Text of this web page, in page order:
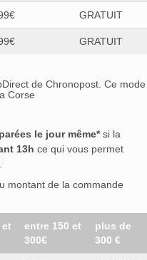
GRATUIT
GRATUIT
de Chronopost. Ce mode
Corse
le jour même*si la
13h ce qui vous permet
montant de la commande
et
entre 150 et
300€
plus de
300 €